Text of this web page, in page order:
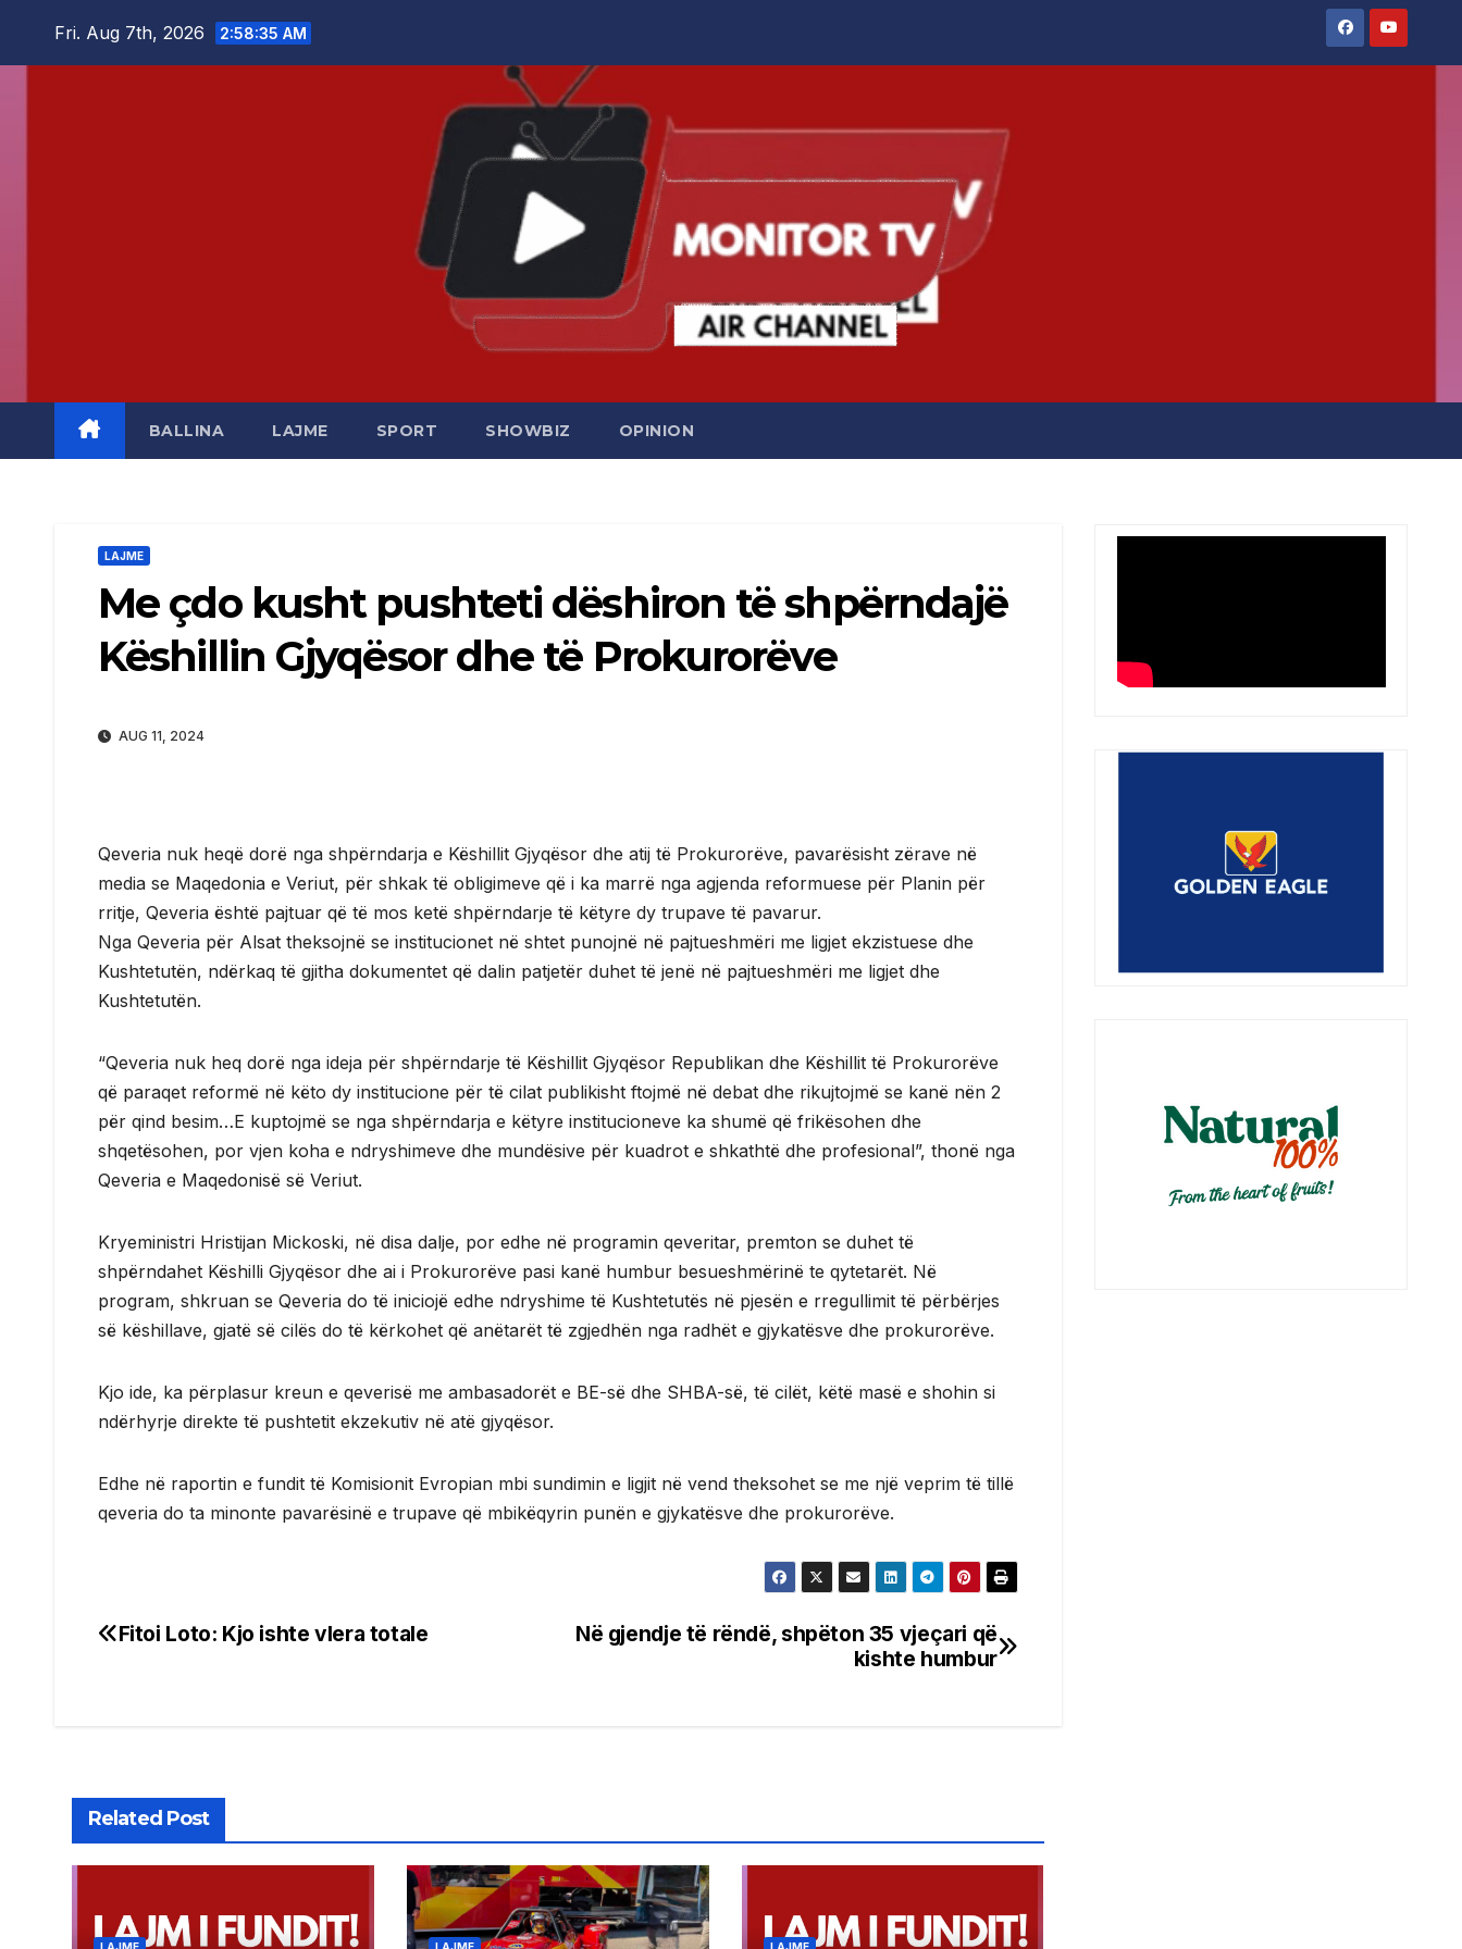
Fri. Aug 7th, 2026 2:58:36 AM
BALLINA LAJME SPORT SHOWBIZ OPINION
LAJME
Me çdo kusht pushteti dëshiron të shpërndajë
Këshillin Gjyqësor dhe të Prokurorëve
AUG 11, 2024
Qeveria nuk heqë dorë nga shpërndarja e Këshillit Gjyqësor dhe atij të Prokurorëve, pavarësisht zërave në
media se Maqedonia e Veriut, për shkak të obligimeve që i ka marrë nga agjenda reformuese për Planin për
rritje, Qeveria është pajtuar që të mos ketë shpërndarje të këtyre dy trupave të pavarur.
Nga Qeveria për Alsat theksojnë se institucionet në shtet punojnë në pajtueshmëri me ligjet ekzistuese dhe
Kushtetutën, ndërkaq të gjitha dokumentet që dalin patjetër duhet të jenë në pajtueshmëri me ligjet dhe
Kushtetutën.
“Qeveria nuk heq dorë nga ideja për shpërndarje të Këshillit Gjyqësor Republikan dhe Këshillit të Prokurorëve
që paraqet reformë në këto dy institucione për të cilat publikisht ftojmë në debat dhe rikujtojmë se kanë nën 2
për qind besim…E kuptojmë se nga shpërndarja e këtyre institucioneve ka shumë që frikësohen dhe
shqetësohen, por vjen koha e ndryshimeve dhe mundësive për kuadrot e shkathtë dhe profesional”, thonë nga
Qeveria e Maqedonisë së Veriut.
Kryeministri Hristijan Mickoski, në disa dalje, por edhe në programin qeveritar, premton se duhet të
shpërndahet Këshilli Gjyqësor dhe ai i Prokurorëve pasi kanë humbur besueshmërinë te qytetarët. Në
program, shkruan se Qeveria do të iniciojë edhe ndryshime të Kushtetutës në pjesën e rregullimit të përbërjes
së këshillave, gjatë së cilës do të kërkohet që anëtarët të zgjedhën nga radhët e gjykatësve dhe prokurorëve.
Kjo ide, ka përplasur kreun e qeverisë me ambasadorët e BE-së dhe SHBA-së, të cilët, këtë masë e shohin si
ndërhyrje direkte të pushtetit ekzekutiv në atë gjyqësor.
Edhe në raportin e fundit të Komisionit Evropian mbi sundimin e ligjit në vend theksohet se me një veprim të tillë
qeveria do ta minonte pavarësinë e trupave që mbikëqyrin punën e gjykatësve dhe prokurorëve.
Post
Në gjendje të rëndë, shpëton 35 vjeçari që
kishte humbur
Fitoi Loto: Kjo ishte vlera totale
Related Post